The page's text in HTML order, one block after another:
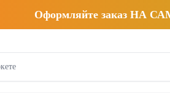
Оформляйте заказ НА